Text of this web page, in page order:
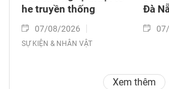
he truyền thống
07/08/2026
SỰ KIỆN & NHÂN VẬT
Đà
Xem thêm